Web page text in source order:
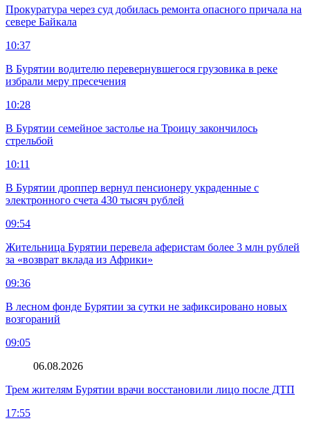
Прокуратура через суд добилась ремонта опасного причала на
севере Байкала
10:37
В Бурятии водителю перевернувшегося грузовика в реке
избрали меру пресечения
10:28
В Бурятии семейное застолье на Троицу закончилось
стрельбой
10:11
В Бурятии дроппер вернул пенсионеру украденные с
электронного счета 430 тысяч рублей
09:54
Жительница Бурятии перевела аферистам более 3 млн рублей
за «возврат вклада из Африки»
09:36
В лесном фонде Бурятии за сутки не зафиксировано новых
возгораний
09:05
06.08.2026
Трем жителям Бурятии врачи восстановили лицо после ДТП
17:55